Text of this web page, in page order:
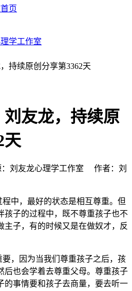
页
学工作室
持续原创分享第3362天
刘友龙，持续原
天
：刘友龙心理学工作室 作者：刘
中，最好的状态是相互尊重。但
孩子的过程中，既不尊重孩子也不
主子，有的时候又是在做奴才，反
，因为当我们尊重孩子之后，孩
后也会学着去尊重父母。尊重孩子
的事情要和孩子去商量，要去听一